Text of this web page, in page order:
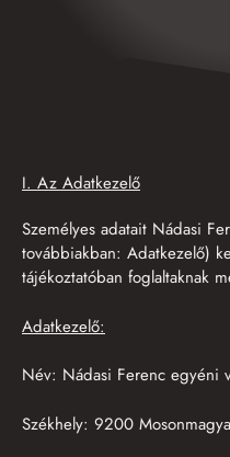
I. Az Adatkezelő
Személyes adatait Nádasi
továbbiakban: Adatkezelő)
tájékoztatóban foglaltaknak
Adatkezelő:
Név: Nádasi Ferenc egyéni
Székhely: 9200